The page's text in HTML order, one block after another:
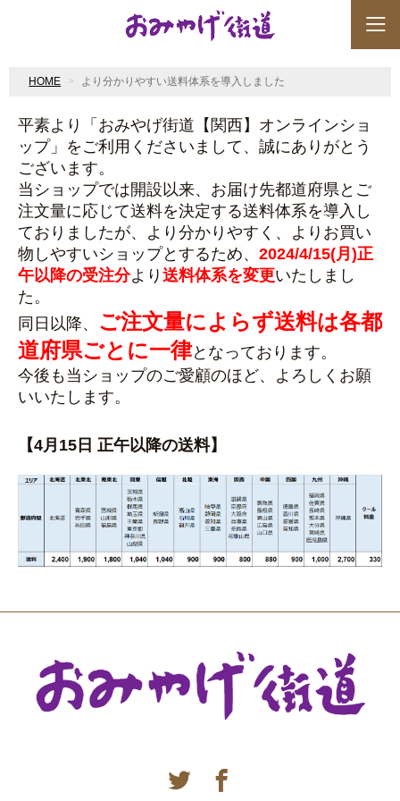
HOME より分かりやすい送料体系を導入しました
平素より「おみやげ街道【関西】オンラインショ
ップ」をご利用くださいまして、誠にありがとう
ございます。
当ショップでは開設以来、お届け先都道府県とご
注文量に応じて送料を決定する送料体系を導入し
ておりましたが、より分かりやすく、よりお買い
物しやすいショップとするため、 2024/4/15(月)正
午以降の受注分より 送料体系を変更いたしまし
た。
同日以降、 ご注文量によらず送料は各都
道府県ごとに一律となっております。
今後も当ショップのご愛顧のほど、よろしくお願
いいたします。
【4月15日 正午以降の送料】